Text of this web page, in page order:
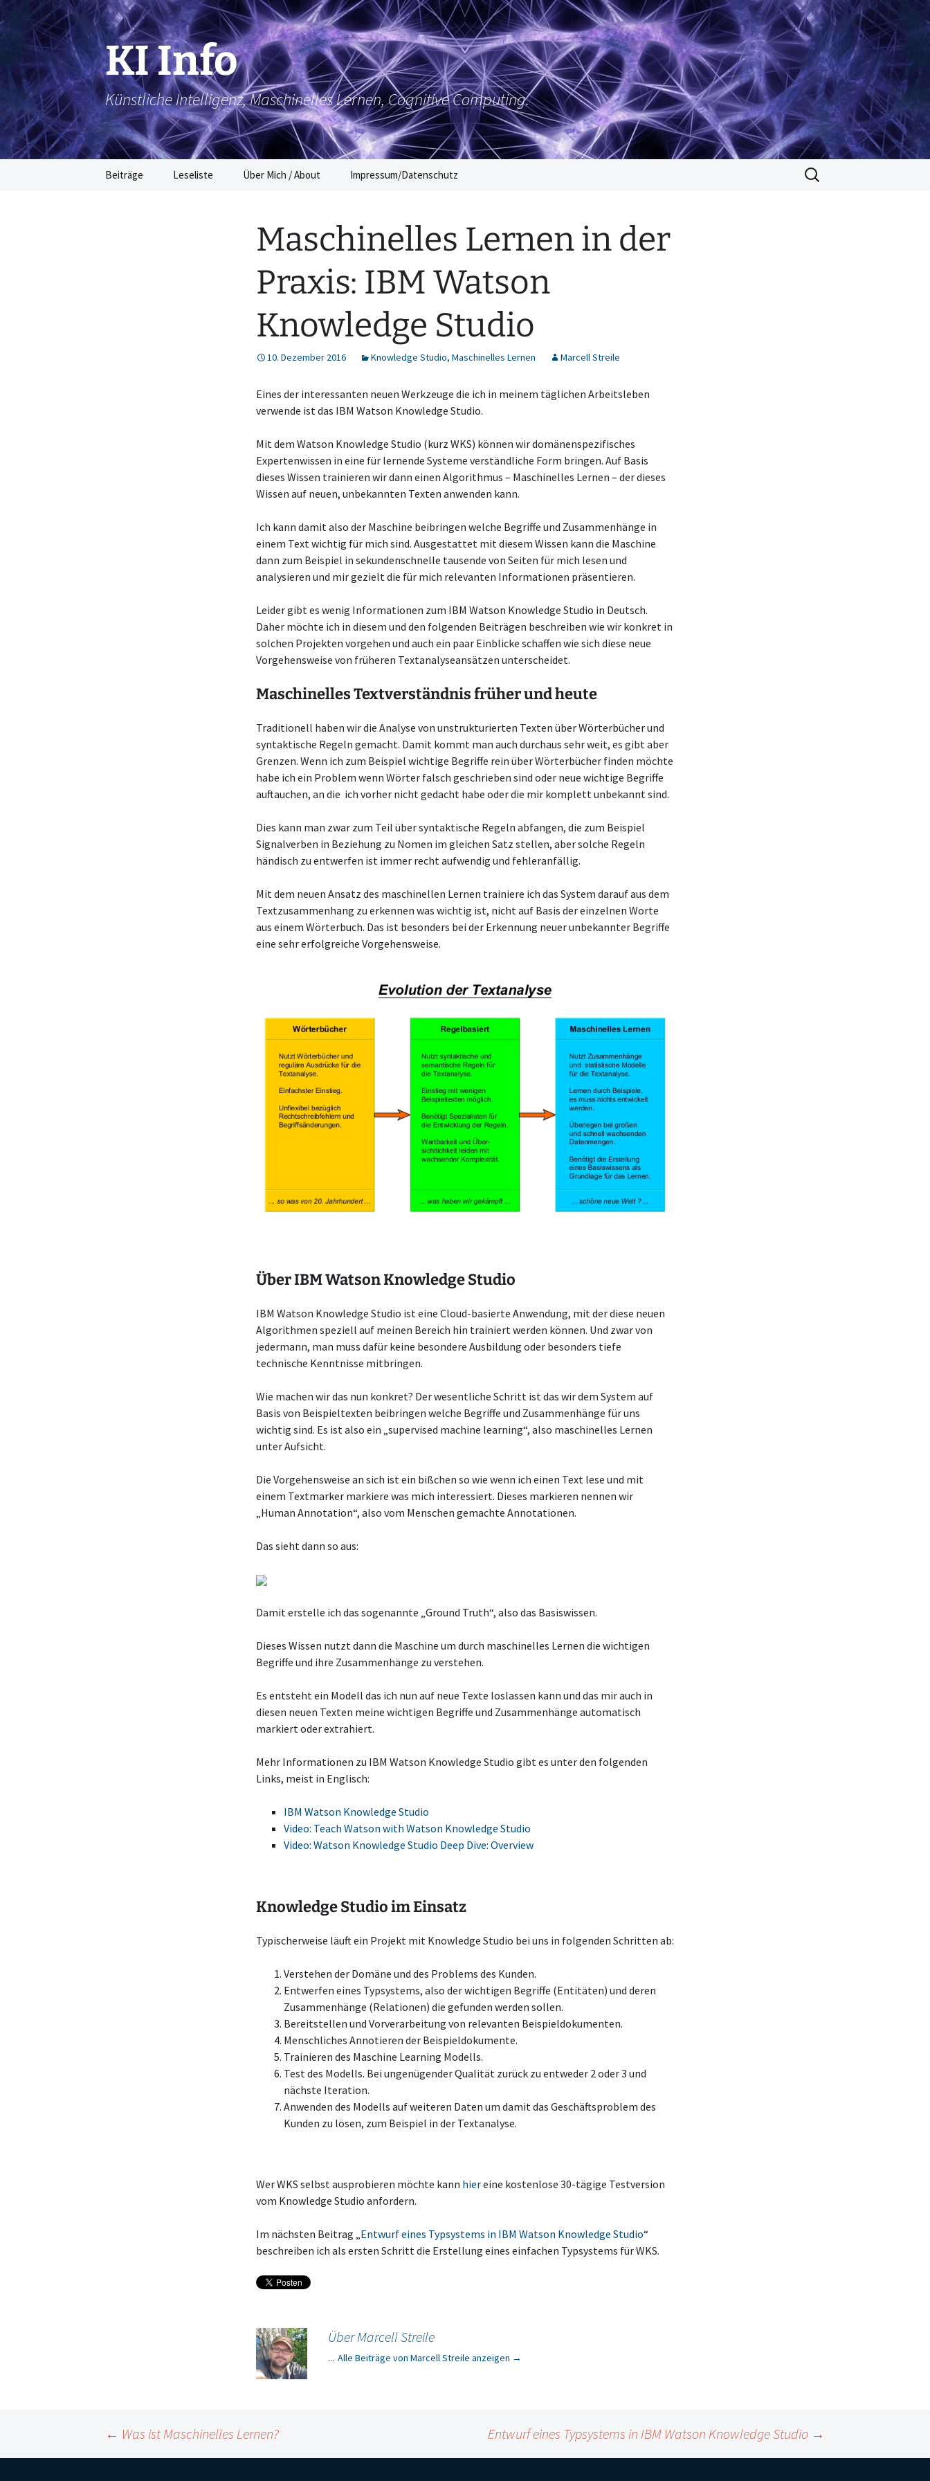
Zum
Inhalt
springen
KI Info
Künstliche Intelligenz, Maschinelles Lernen, Cognitive Computing.
Beiträge Leseliste Über Mich / About Impressum/Datenschutz
Suchen
nach:
Maschinelles Lernen in der
Praxis: IBM Watson
Knowledge Studio
10. Dezember 2016 Knowledge Studio, Maschinelles Lernen Marcell Streile
Eines der interessanten neuen Werkzeuge die ich in meinem täglichen Arbeitsleben
verwende ist das IBM Watson Knowledge Studio.
Mit dem Watson Knowledge Studio (kurz WKS) können wir domänenspezifisches
Expertenwissen in eine für lernende Systeme verständliche Form bringen. Auf Basis
dieses Wissen trainieren wir dann einen Algorithmus – Maschinelles Lernen – der dieses
Wissen auf neuen, unbekannten Texten anwenden kann.
Ich kann damit also der Maschine beibringen welche Begriffe und Zusammenhänge in
einem Text wichtig für mich sind. Ausgestattet mit diesem Wissen kann die Maschine
dann zum Beispiel in sekundenschnelle tausende von Seiten für mich lesen und
analysieren und mir gezielt die für mich relevanten Informationen präsentieren.
Leider gibt es wenig Informationen zum IBM Watson Knowledge Studio in Deutsch.
Daher möchte ich in diesem und den folgenden Beiträgen beschreiben wie wir konkret in
solchen Projekten vorgehen und auch ein paar Einblicke schaffen wie sich diese neue
Vorgehensweise von früheren Textanalyseansätzen unterscheidet.
Maschinelles Textverständnis früher und heute
Traditionell haben wir die Analyse von unstrukturierten Texten über Wörterbücher und
syntaktische Regeln gemacht. Damit kommt man auch durchaus sehr weit, es gibt aber
Grenzen. Wenn ich zum Beispiel wichtige Begriffe rein über Wörterbücher finden möchte
habe ich ein Problem wenn Wörter falsch geschrieben sind oder neue wichtige Begriffe
auftauchen, an die ich vorher nicht gedacht habe oder die mir komplett unbekannt sind.
Dies kann man zwar zum Teil über syntaktische Regeln abfangen, die zum Beispiel
Signalverben in Beziehung zu Nomen im gleichen Satz stellen, aber solche Regeln
händisch zu entwerfen ist immer recht aufwendig und fehleranfällig.
Mit dem neuen Ansatz des maschinellen Lernen trainiere ich das System darauf aus dem
Textzusammenhang zu erkennen was wichtig ist, nicht auf Basis der einzelnen Worte
aus einem Wörterbuch. Das ist besonders bei der Erkennung neuer unbekannter Begriffe
eine sehr erfolgreiche Vorgehensweise.
Über IBM Watson Knowledge Studio
IBM Watson Knowledge Studio ist eine Cloud-basierte Anwendung, mit der diese neuen
Algorithmen speziell auf meinen Bereich hin trainiert werden können. Und zwar von
jedermann, man muss dafür keine besondere Ausbildung oder besonders tiefe
technische Kenntnisse mitbringen.
Wie machen wir das nun konkret? Der wesentliche Schritt ist das wir dem System auf
Basis von Beispieltexten beibringen welche Begriffe und Zusammenhänge für uns
wichtig sind. Es ist also ein „supervised machine learning“, also maschinelles Lernen
unter Aufsicht.
Die Vorgehensweise an sich ist ein bißchen so wie wenn ich einen Text lese und mit
einem Textmarker markiere was mich interessiert. Dieses markieren nennen wir
„Human Annotation“, also vom Menschen gemachte Annotationen.
Das sieht dann so aus:
Damit erstelle ich das sogenannte „Ground Truth“, also das Basiswissen.
Dieses Wissen nutzt dann die Maschine um durch maschinelles Lernen die wichtigen
Begriffe und ihre Zusammenhänge zu verstehen.
Es entsteht ein Modell das ich nun auf neue Texte loslassen kann und das mir auch in
diesen neuen Texten meine wichtigen Begriffe und Zusammenhänge automatisch
markiert oder extrahiert.
Mehr Informationen zu IBM Watson Knowledge Studio gibt es unter den folgenden
Links, meist in Englisch:
IBM Watson Knowledge Studio
Video: Teach Watson with Watson Knowledge Studio
Video: Watson Knowledge Studio Deep Dive: Overview
Knowledge Studio im Einsatz
Typischerweise läuft ein Projekt mit Knowledge Studio bei uns in folgenden Schritten ab:
Verstehen der Domäne und des Problems des Kunden.
Entwerfen eines Typsystems, also der wichtigen Begriffe (Entitäten) und deren
Zusammenhänge (Relationen) die gefunden werden sollen.
Bereitstellen und Vorverarbeitung von relevanten Beispieldokumenten.
Menschliches Annotieren der Beispieldokumente.
Trainieren des Maschine Learning Modells.
Test des Modells. Bei ungenügender Qualität zurück zu entweder 2 oder 3 und
nächste Iteration.
Anwenden des Modells auf weiteren Daten um damit das Geschäftsproblem des
Kunden zu lösen, zum Beispiel in der Textanalyse.
Wer WKS selbst ausprobieren möchte kann hiereine kostenlose 30-tägige Testversion
vom Knowledge Studio anfordern.
Im nächsten Beitrag „Entwurf eines Typsystems in IBM Watson Knowledge Studio“
beschreiben ich als ersten Schritt die Erstellung eines einfachen Typsystems für WKS.
Über Marcell Streile
... Alle Beiträge von Marcell Streile anzeigen →
Beitragsnavigation
← Was ist Maschinelles Lernen? Entwurf eines Typsystems in IBM Watson Knowledge Studio →